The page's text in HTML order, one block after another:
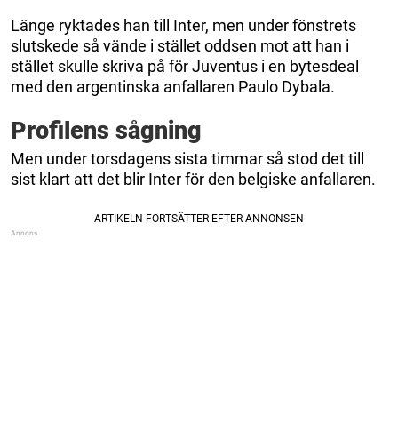
Länge ryktades han till Inter, men under fönstrets
slutskede så vände i stället oddsen mot att han i
stället skulle skriva på för Juventus i en bytesdeal
med den argentinska anfallaren Paulo Dybala.
Profilens sågning
Men under torsdagens sista timmar så stod det till
sist klart att det blir Inter för den belgiske anfallaren.